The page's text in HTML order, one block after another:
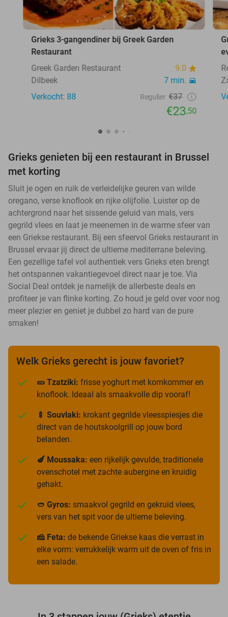
Grieks 3-gangendiner bij Greek Garden
Restaurant
Greek Garden Restaurant
9.0
Dilbeek
7 min.
Verkocht: 88
Regulier €37
€23,50
Grieks genieten bij een restaurant in Brussel
met korting
Sluit je ogen en ruik de verleidelijke geuren van wilde
oregano, verse knoflook en rijke olijfolie. Luister op de
achtergrond naar het sissende geluid van mals, vers
gegrild vlees en laat je meenemen in de warme sfeer van
een Griekse restaurant. Bij een sfeervol Grieks restaurant in
Brussel ervaar jij direct de ultieme mediterrane beleving.
Een gezellige tafel vol authentiek vers Grieks eten brengt
het ontspannen vakantiegevoel direct naar je toe. Via
Social Deal ontdek je namelijk de allerbeste deals en
profiteer je van flinke korting. Zo houd je geld over voor nog
meer plezier en geniet je dubbel zo hard van de pure
smaken!
Welk Grieks gerecht is jouw favoriet?
🥒 Tzatziki: frisse yoghurt met komkommer en
knoflook. Ideaal als smaakvolle dip vooraf!
🍢 Souvlaki: krokant gegrilde vleesspiesjes die
direct van de houtskoolgrill op jouw bord
belanden.
🍆 Moussaka: een rijkelijk gevulde, traditionele
ovenschotel met zachte aubergine en kruidig
gehakt.
🥙 Gyros: smaakvol gegrild en gekruid vlees,
vers van het spit voor de ultieme beleving.
🧀 Feta: de bekende Griekse kaas die verrast in
elke vorm: verrukkelijk warm uit de oven of fris in
een salade.